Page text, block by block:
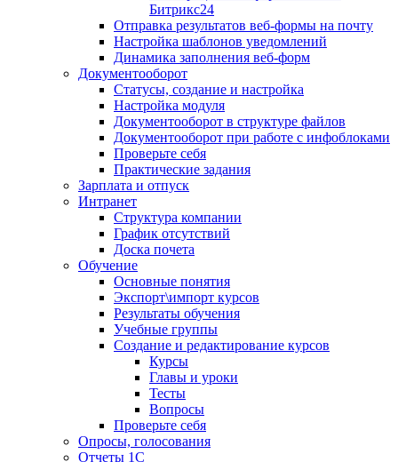
Битрикс24
Отправка результатов веб-формы на почту
Настройка шаблонов уведомлений
Динамика заполнения веб-форм
Документооборот
Статусы, создание и настройка
Настройка модуля
Документооборот в структуре файлов
Документооборот при работе с инфоблоками
Проверьте себя
Практические задания
Зарплата и отпуск
Интранет
Структура компании
График отсутствий
Доска почета
Обучение
Основные понятия
Экспорт\импорт курсов
Результаты обучения
Учебные группы
Создание и редактирование курсов
Курсы
Главы и уроки
Тесты
Вопросы
Проверьте себя
Опросы, голосования
Отчеты 1С